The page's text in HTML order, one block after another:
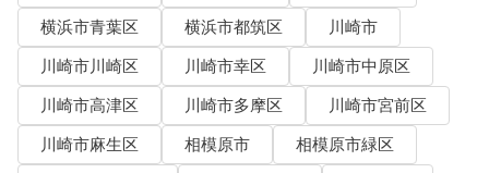
横浜市青葉区
横浜市都筑区
川崎市
川崎市川崎区
川崎市幸区
川崎市中原区
川崎市高津区
川崎市多摩区
川崎市宮前区
川崎市麻生区
相模原市
相模原市緑区